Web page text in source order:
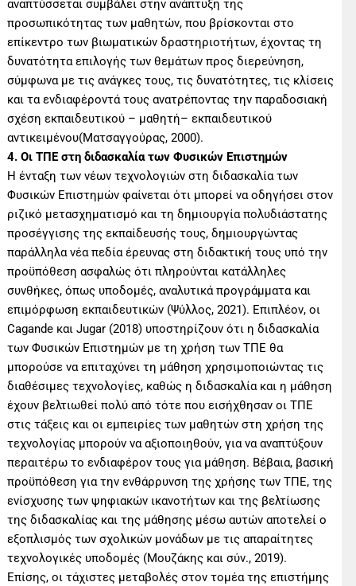
αναπτύσσεται συμβάλει στην ανάπτυξη της
προσωπικότητας των μαθητών, που βρίσκονται στο
επίκεντρο των βιωματικών δραστηριοτήτων, έχοντας τη
δυνατότητα επιλογής των θεμάτων προς διερεύνηση,
σύμφωνα με τις ανάγκες τους, τις δυνατότητες, τις κλίσεις
και τα ενδιαφέροντά τους ανατρέποντας την παραδοσιακή
σχέση εκπαιδευτικού – μαθητή– εκπαιδευτικού
αντικειμένου(Ματσαγγούρας, 2000).
4. Οι ΤΠΕ στη διδασκαλία των Φυσικών Επιστημών
Η ένταξη των νέων τεχνολογιών στη διδασκαλία των
Φυσικών Επιστημών φαίνεται ότι μπορεί να οδηγήσει στον
ριζικό μετασχηματισμό και τη δημιουργία πολυδιάστατης
προσέγγισης της εκπαίδευσής τους, δημιουργώντας
παράλληλα νέα πεδία έρευνας στη διδακτική τους υπό την
προϋπόθεση ασφαλώς ότι πληρούνται κατάλληλες
συνθήκες, όπως υποδομές, αναλυτικά προγράμματα και
επιμόρφωση εκπαιδευτικών (Ψύλλος, 2021). Επιπλέον, οι
Cagande και Jugar (2018) υποστηρίζουν ότι η διδασκαλία
των Φυσικών Επιστημών με τη χρήση των ΤΠΕ θα
μπορούσε να επιταχύνει τη μάθηση χρησιμοποιώντας τις
διαθέσιμες τεχνολογίες, καθώς η διδασκαλία και η μάθηση
έχουν βελτιωθεί πολύ από τότε που εισήχθησαν οι ΤΠΕ
στις τάξεις και οι εμπειρίες των μαθητών στη χρήση της
τεχνολογίας μπορούν να αξιοποιηθούν, για να αναπτύξουν
περαιτέρω το ενδιαφέρον τους για μάθηση. Βέβαια, βασική
προϋπόθεση για την ενθάρρυνση της χρήσης των ΤΠΕ, της
ενίσχυσης των ψηφιακών ικανοτήτων και της βελτίωσης
της διδασκαλίας και της μάθησης μέσω αυτών αποτελεί ο
εξοπλισμός των σχολικών μονάδων με τις απαραίτητες
τεχνολογικές υποδομές (Μουζάκης και σύν., 2019).
Επίσης, οι τάχιστες μεταβολές στον τομέα της επιστήμης